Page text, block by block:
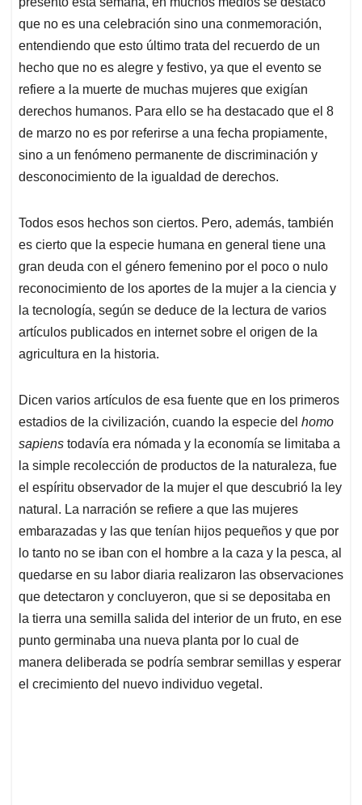
A
p
p
o
o
k
d
I
n
d
s
que no es una celebración sino una conmemoración,
entendiendo que esto último trata del recuerdo de un
hecho que no es alegre y festivo, ya que el evento se
refiere a la muerte de muchas mujeres que exigían
derechos humanos. Para ello se ha destacado que el 8
de marzo no es por referirse a una fecha propiamente,
sino a un fenómeno permanente de discriminación y
desconocimiento de la igualdad de derechos.
Todos esos hechos son ciertos. Pero, además, también
es cierto que la especie humana en general tiene una
gran deuda con el género femenino por el poco o nulo
reconocimiento de los aportes de la mujer a la ciencia y
la tecnología, según se deduce de la lectura de varios
artículos publicados en internet sobre el origen de la
agricultura en la historia.
Dicen varios artículos de esa fuente que en los primeros
estadios de la civilización, cuando la especie del homo
sapiens todavía era nómada y la economía se limitaba a
la simple recolección de productos de la naturaleza, fue
el espíritu observador de la mujer el que descubrió la ley
natural. La narración se refiere a que las mujeres
embarazadas y las que tenían hijos pequeños y que por
lo tanto no se iban con el hombre a la caza y la pesca, al
quedarse en su labor diaria realizaron las observaciones
que detectaron y concluyeron, que si se depositaba en
la tierra una semilla salida del interior de un fruto, en ese
punto germinaba una nueva planta por lo cual de
manera deliberada se podría sembrar semillas y esperar
el crecimiento del nuevo individuo vegetal.